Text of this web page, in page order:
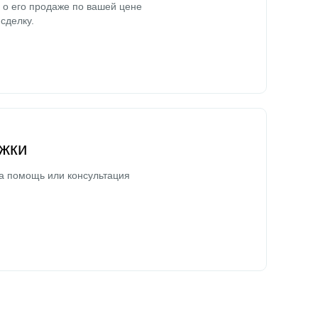
его продаже по вашей цене
или консультация